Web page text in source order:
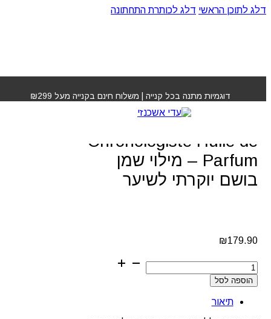
דלג לתוכן הראשי דלג לכותרת התחתונה
דוגמיות מתנה בכל קנייה | משלוח חינם בקנייה מעל ₪299Parfum – מילוי שמן בושם יוקרתי לשיער
Kérastase
Chronologiste Huile de
Parfum – מילוי שמן
בושם יוקרתי לשיער
₪179.90
כמות
של
Kérastase
Huile
הוספה לסל
תיאור